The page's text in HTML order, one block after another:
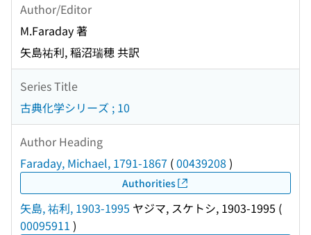
Author/Editor
M.Faraday 著
矢島祐利, 稲沼瑞穂 共訳
Series Title
古典化学シリーズ ; 10
Author Heading
Faraday, Michael, 1791-1867 (00439208 )
Authorities
矢島, 祐利, 1903-1995 ヤジマ, スケトシ, 1903-1995 (
00095911 )